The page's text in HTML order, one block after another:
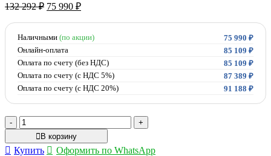
132 292₽ 75 990 ₽
Наличными (по акции) 75 990 ₽
Онлайн-оплата
85 109 ₽
Оплата по счету (без НДС)
85 109 ₽
Оплата по счету (с НДС 5%)
87 389 ₽
Оплата по счету (с НДС 20%)
91 188 ₽
В корзину
Купить
Оформить по WhatsApp